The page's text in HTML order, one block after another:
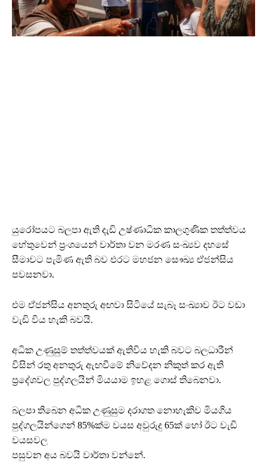
යුරෝපයට බලපා ඇති දැඩි උෂ්ණාධික කාලගුණික තත්ත්වය
හේතුවෙන් ප්‍රංශයෙන් වාර්තා වන මරණ සංඛ්‍යව දහසේ
සීමාවට පැමිණ ඇති බව එරට මහජන සෞඛ්‍ය ඒජන්සිය
පවසනවා.
එම ඒජන්සිය අනතුරු අඟවා සිටියේ සැබෑ සංඛ්‍යාව ඊට වඩා
වැඩි විය හැකි බවයි.
අධික උණුසුම් තත්ත්වයක් ඇතිවිය හැකි බවට බලධාරීන්
විසින් රතු අනතුරු ඇඟවීමේ නිවේදන නිකුත් කර ඇති
ප්‍රදේශවල පුද්ගලයින් මියයාම ඉහළ ගොස් තිබෙනවා.
බලපා තිබෙන අධික උණුසුම දරාගත නොහැකිව මියගිය
පුද්ගලයින්ගෙන් 85%ක්ම වයස අවුරුදු 65ක් හෝ ඊට වැඩි
වයසවල
පසුවන අය බවයි වාර්තා වන්නේ.